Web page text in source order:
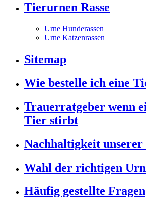
Tierurnen Rasse
Urne Hunderassen
Urne Katzenrassen
Sitemap
Wie bestelle ich eine
Trauerratgeber wenn
Tier stirbt
Nachhaltigkeit
Wahl der richtigen
Häufig gestellte Fragen